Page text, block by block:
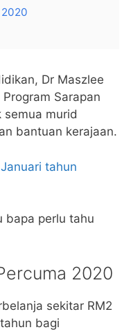
Dr Maszlee
Sarapan
semua murid
bantuan kerajaan.
Januari tahun
bapa perlu tahu
2020
sekitar RM2
bagi